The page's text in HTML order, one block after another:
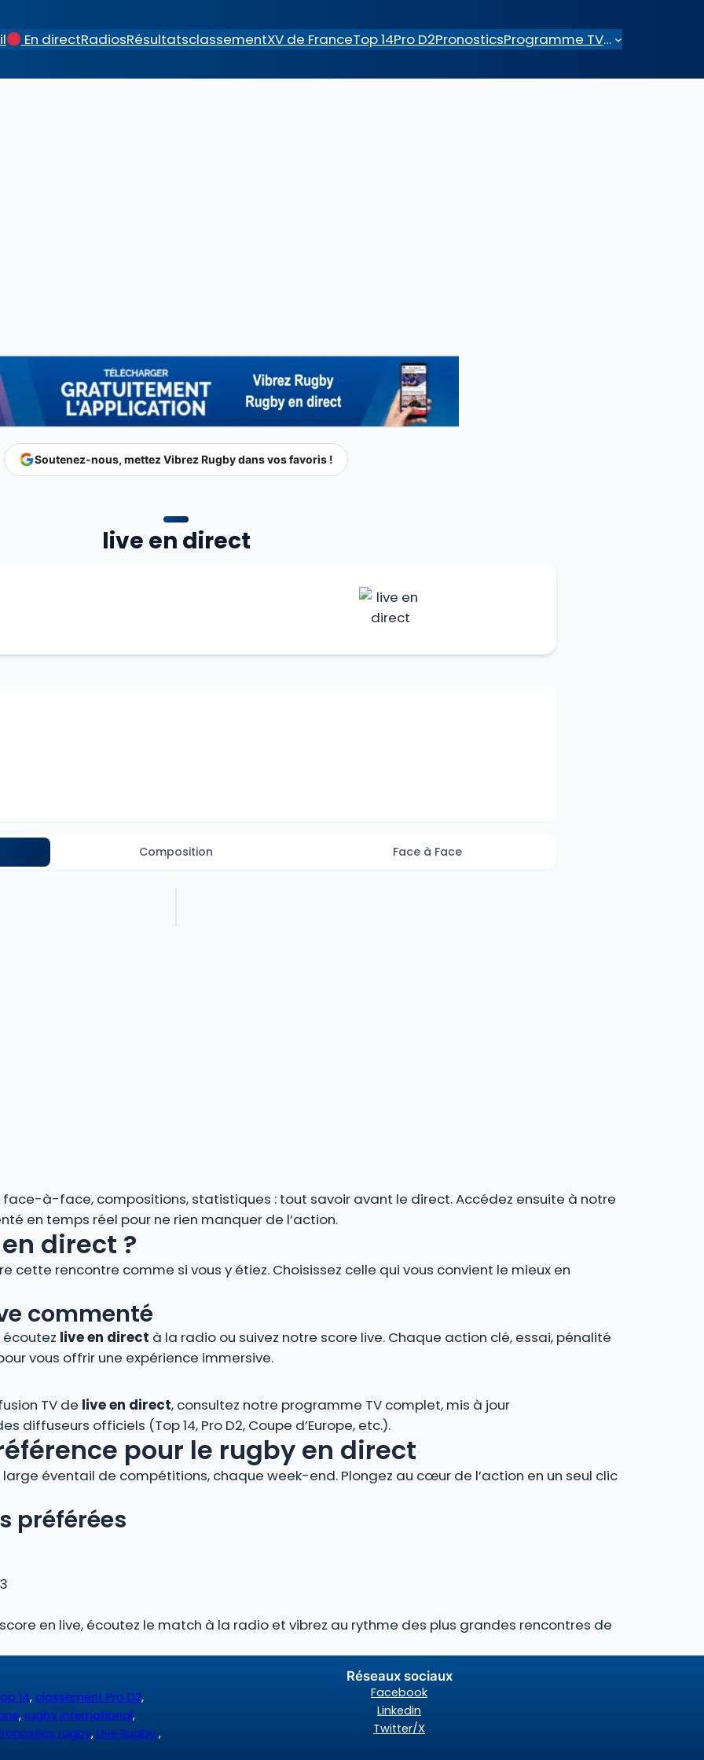
En directRadiosRésultatsclassementXV de FranceTop 14Pro D2PronosticsProgramme TV…
Soutenez-nous, mettez Vibrez Rugby dans vos favoris !
live en direct
Composition Face à Face
face-à-face, compositions, statistiques : tout savoir avant le direct. Accédez ensuite à notre
en temps réel pour ne rien manquer de l’action.
direct ?
cette rencontre comme si vous y étiez. Choisissez celle qui vous convient le mieux en
commenté
écoutez live en direct à la radio ou suivez notre score live. Chaque action clé, essai, pénalité
vous offrir une expérience immersive.
TV de live en direct, consultez notre programme TV complet, mis à jour
officiels (Top 14, Pro D2, Coupe d’Europe, etc.).
pour le rugby en direct
éventail de compétitions, chaque week-end. Plongez au cœur de l’action en un seul clic
préférées
en live, écoutez le match à la radio et vibrez au rythme des plus grandes rencontres de
14, classement Pro D2,
, rugby international,
rugby, Live Rugby ,
Réseaux sociaux
Facebook
Linkedin
Twitter/X